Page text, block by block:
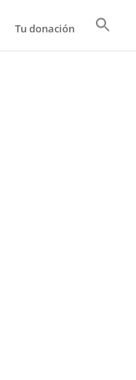
Tu donación